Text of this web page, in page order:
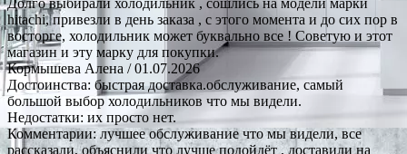
hitachi, привезли в день заказа , с этого момента и до сих пор в
восторге, холодильник может буквально все ! Советую и этот
магазин и эту марку для покупки.
Кормышева Алена / 01.07.2026
Достоинства: быстрая доставка.обслуживание, самый
большой выбор холодильников что мы видели.
Недостатки: их просто нет.
Комментарии: лучшее обслуживание что мы видели, все
рассказали, объяснили что лучше подойдёт , доставили на